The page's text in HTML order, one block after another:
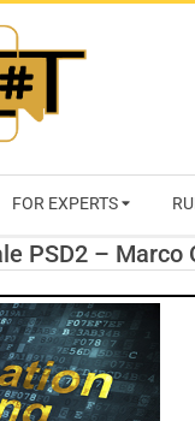
FOR EXPERTS
PSD2 – Marco